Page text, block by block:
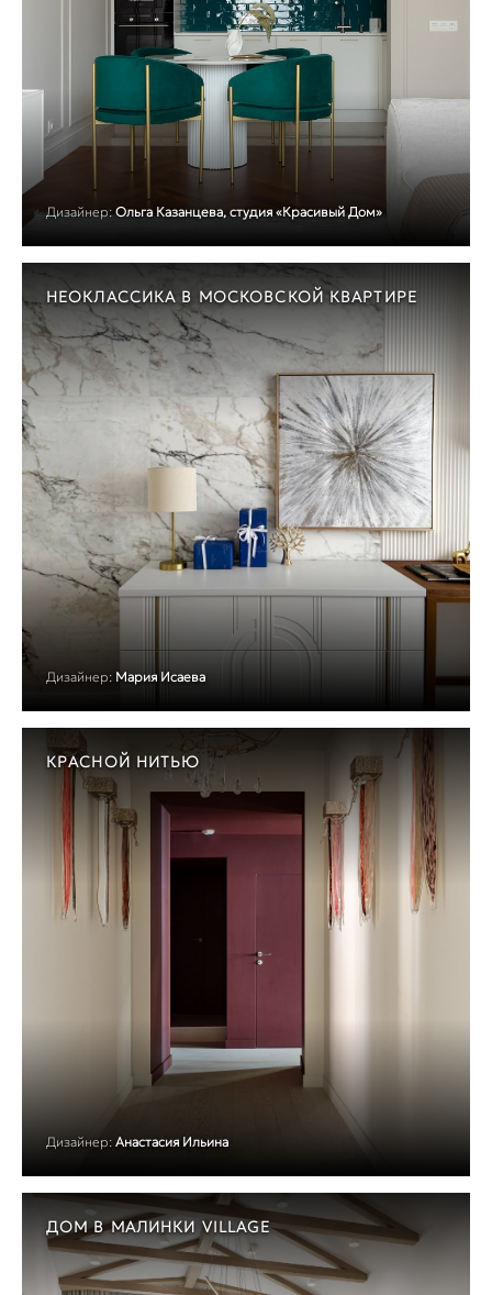
Дизайнер: Ольга Казанцева, студия «Красивый Дом»
НЕОКЛАССИКА В МОСКОВСКОЙ КВАРТИРЕ
Дизайнер: Мария Исаева
КРАСНОЙ НИТЬЮ
Дизайнер: Анастасия Ильина
ДОМ В МАЛИНКИ VILLAGE